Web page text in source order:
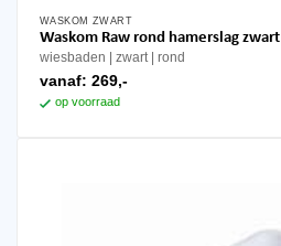
WASKOM ZWART
Waskom Raw rond hamerslag zwart
wiesbaden zwart rond
vanaf: 269,-
op voorraad